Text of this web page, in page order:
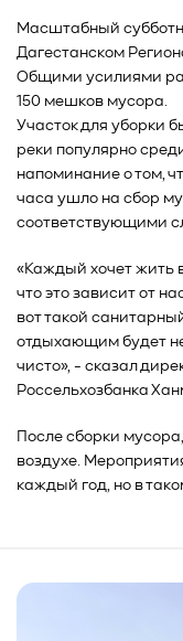
Масштабный
Дагестанском
Общими усилиями
150 мешков мусора.
Участок для уборки
реки популярно
напоминание о том,
часа ушло на сбор
соответствующими
«Каждый хочет жить
что это зависит от
вот такой
отдыхающим будет
чисто», - сказал
Россельхозбанка
После сборки
воздухе.
каждый год, но в